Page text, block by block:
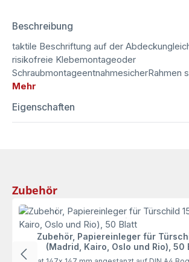
Beschreibung
taktile Beschriftung auf der
risikofreie Klebemontageoder
SchraubmontageentnahmesicherRahmen
Mehr
Eigenschaften
Produktgalerie überspringen
Zubehör
Zubehör, Papiereinleger für
(Madrid, Kairo, Oslo und Rio), 50